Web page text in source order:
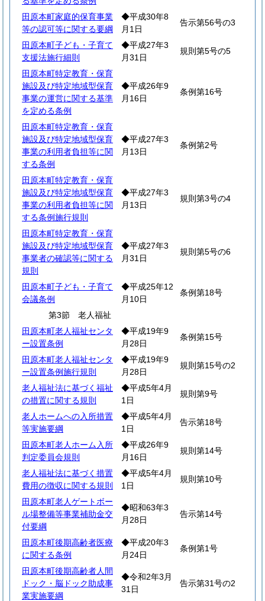
田原本町家庭的保育事業
等の認可等に関する要綱
◆平成30年8
月1日
告示第56号の3
田原本町子ども・子育て
支援法施行細則
◆平成27年3
月31日
規則第5号の5
田原本町特定教育・保育
施設及び特定地域型保育
事業の運営に関する基準
を定める条例
◆平成26年9
月16日
条例第16号
田原本町特定教育・保育
施設及び特定地域型保育
事業の利用者負担等に関
する条例
◆平成27年3
月13日
条例第2号
田原本町特定教育・保育
施設及び特定地域型保育
事業の利用者負担等に関
する条例施行規則
◆平成27年3
月13日
規則第3号の4
田原本町特定教育・保育
施設及び特定地域型保育
事業者の確認等に関する
規則
◆平成27年3
月31日
規則第5号の6
田原本町子ども・子育て
会議条例
◆平成25年12
月10日
条例第18号
第3節 老人福祉
田原本町老人福祉センタ
ー設置条例
◆平成19年9
月28日
条例第15号
田原本町老人福祉センタ
ー設置条例施行規則
◆平成19年9
月28日
規則第15号の2
老人福祉法に基づく福祉
の措置に関する規則
◆平成5年4月
1日
規則第9号
老人ホームへの入所措置
等実施要綱
◆平成5年4月
1日
告示第18号
田原本町老人ホーム入所
判定委員会規則
◆平成26年9
月16日
規則第14号
老人福祉法に基づく措置
費用の徴収に関する規則
◆平成5年4月
1日
規則第10号
田原本町老人ゲートボー
ル場整備等事業補助金交
付要綱
◆昭和63年3
月28日
告示第14号
田原本町後期高齢者医療
に関する条例
◆平成20年3
月24日
条例第1号
田原本町後期高齢者人間
ドック・脳ドック助成事
業実施要綱
◆令和2年3月
31日
告示第31号の2